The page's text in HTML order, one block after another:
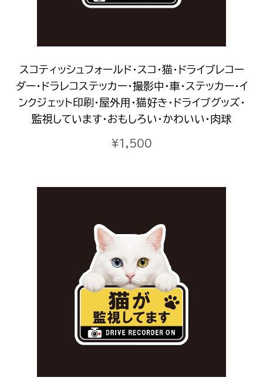
スコティッシュフォールド・スコ・猫・ドライブレコー
ダー・ドラレコステッカー・撮影中・車・ステッカー・イ
ンクジェット印刷・屋外用・猫好き・ドライブグッズ・
監視しています・おもしろい・かわいい・肉球
¥1,500